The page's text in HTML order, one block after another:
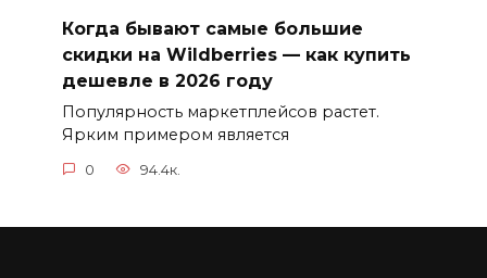
Когда бывают самые большие
скидки на Wildberries — как купить
дешевле в 2026 году
Популярность маркетплейсов растет.
Ярким примером является
0 94.4к.